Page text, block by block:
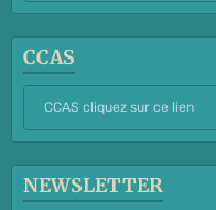
CCAS
CCAS cliquez sur ce lien
NEWSLETTER